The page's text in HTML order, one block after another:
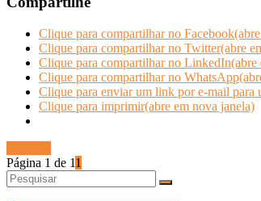
Clique para compartilhar no
Clique para compartilhar no Twitter(abre
Clique para compartilhar no LinkedIn(abre
Clique para compartilhar no
Clique para enviar um link por e-mail para
Clique para imprimir(abre em nova janela)
Página 1 de 11